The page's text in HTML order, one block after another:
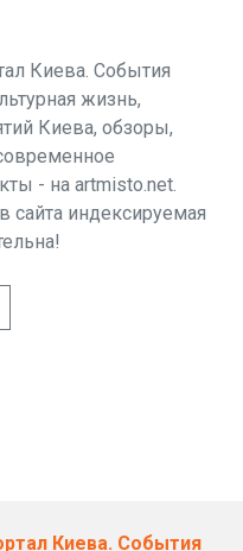
Киева. События
жизнь,
Киева, обзоры,
- на artmisto.net.
сайта индексируемая
Киева. События